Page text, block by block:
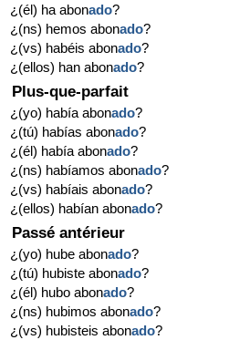
¿(él) ha abonado?
¿(ns) hemos abonado?
¿(vs) habéis abonado?
¿(ellos) han abonado?
Plus-que-parfait
¿(yo) había abonado?
¿(tú) habías abonado?
¿(él) había abonado?
¿(ns) habíamos abonado?
¿(vs) habíais abonado?
¿(ellos) habían abonado?
Passé antérieur
¿(yo) hube abonado?
¿(tú) hubiste abonado?
¿(él) hubo abonado?
¿(ns) hubimos abonado?
¿(vs) hubisteis abonado?